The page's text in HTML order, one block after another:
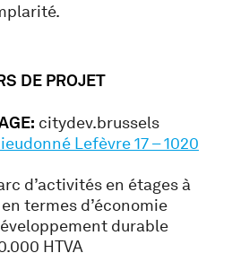
DE PROJET
citydev.brussels
Lefèvre 17 – 1020
d’activités en étages à
termes d’économie
durable
HTVA